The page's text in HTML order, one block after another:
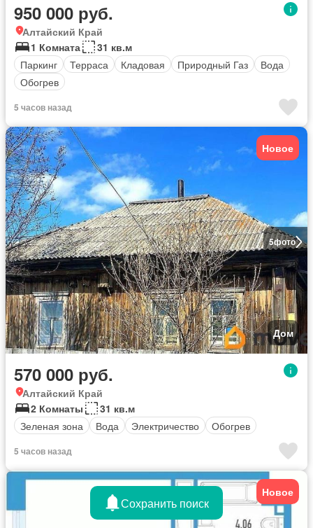
950 000 руб.
Алтайский Край
1 Комната
31 кв.м
Паркинг
Терраса Кладовая Природный Газ
Вода
Обогрев
5 часов назад
5фото
Новое
Дом
570 000 руб.
Алтайский Край
2 Комнаты
31 кв.м
Зеленая зона
Вода Электричество Обогрев
5 часов назад
Новое
Сохранить поиск